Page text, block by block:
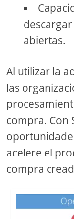
abiertas.
Al utilizar la
las
compra. Con
acelere el
compra